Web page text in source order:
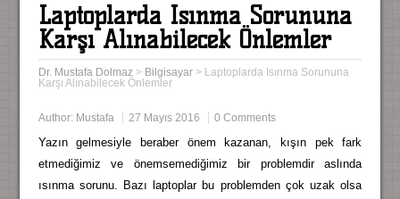
Laptoplarda Isınma Sorununa
Karşı Alınabilecek Önlemler
Dr. Mustafa Dolmaz> Bilgisayar> Laptoplarda Isınma Sorununa
Karşı Alınabilecek Önlemler
Author: Mustafa 27 Mayıs 2016 0 Comments
Yazın gelmesiyle beraber önem kazanan, kışın pek fark
etmediğimiz ve önemsemediğimiz bir problemdir aslında
ısınma sorunu. Bazı laptoplar bu problemden çok uzak olsa